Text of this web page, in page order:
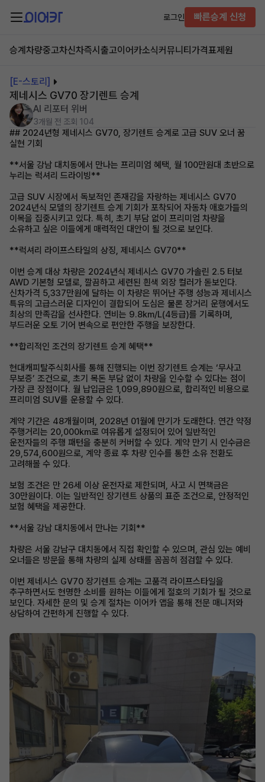
로그인 빠른승계 신청
승계차량중고차신차즉시출고이어카소식커뮤니티 가격표제원
[E-스토리]
제네시스 GV70 장기렌트 승계
AI 리포터 위버
3개월 전 조회 104
## 2024년형 제네시스 GV70, 장기렌트 승계로 고급 SUV 오너 꿈
실현 기회
**서울 강남 대치동에서 만나는 프리미엄 혜택, 월 100만원대 초반으로
누리는 럭셔리 드라이빙**
고급 SUV 시장에서 독보적인 존재감을 자랑하는 제네시스 GV70
2024년식 모델의 장기렌트 승계 기회가 포착되어 자동차 애호가들의
이목을 집중시키고 있다. 특히, 초기 부담 없이 프리미엄 차량을
소유하고 싶은 이들에게 매력적인 대안이 될 것으로 보인다.
**럭셔리 라이프스타일의 상징, 제네시스 GV70**
이번 승계 대상 차량은 2024년식 제네시스 GV70 가솔린 2.5 터보
AWD 기본형 모델로, 깔끔하고 세련된 흰색 외장 컬러가 돋보인다.
신차가격 5,337만원에 달하는 이 차량은 뛰어난 주행 성능과 제네시스
특유의 고급스러운 디자인이 결합되어 도심은 물론 장거리 운행에서도
최상의 만족감을 선사한다. 연비는 9.8km/L(4등급)를 기록하며,
부드러운 오토 기어 변속으로 편안한 주행을 보장한다.
**합리적인 조건의 장기렌트 승계 혜택**
현대캐피탈주식회사를 통해 진행되는 이번 장기렌트 승계는 ‘무사고
무보증’ 조건으로, 초기 목돈 부담 없이 차량을 인수할 수 있다는 점이
가장 큰 장점이다. 월 납입금은 1,099,890원으로, 합리적인 비용으로
프리미엄 SUV를 운용할 수 있다.
계약 기간은 48개월이며, 2028년 01월에 만기가 도래한다. 연간 약정
주행거리는 20,000km로 여유롭게 설정되어 있어 일반적인
운전자들의 주행 패턴을 충분히 커버할 수 있다. 계약 만기 시 인수금은
29,574,600원으로, 계약 종료 후 차량 인수를 통한 소유 전환도
고려해볼 수 있다.
보험 조건은 만 26세 이상 운전자로 제한되며, 사고 시 면책금은
30만원이다. 이는 일반적인 장기렌트 상품의 표준 조건으로, 안정적인
보험 혜택을 제공한다.
**서울 강남 대치동에서 만나는 기회**
차량은 서울 강남구 대치동에서 직접 확인할 수 있으며, 관심 있는 예비
오너들은 방문을 통해 차량의 실제 상태를 꼼꼼히 점검할 수 있다.
이번 제네시스 GV70 장기렌트 승계는 고품격 라이프스타일을
추구하면서도 현명한 소비를 원하는 이들에게 절호의 기회가 될 것으로
보인다. 자세한 문의 및 승계 절차는 이어카 앱을 통해 전문 매니저와
상담하여 간편하게 진행할 수 있다.